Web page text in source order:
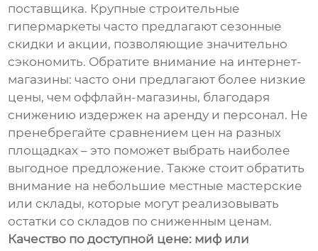
поставщика. Крупные строительные
гипермаркеты часто предлагают сезонные
скидки и акции, позволяющие значительно
сэкономить. Обратите внимание на интернет-
магазины: часто они предлагают более низкие
цены, чем оффлайн-магазины, благодаря
снижению издержек на аренду и персонал. Не
пренебрегайте сравнением цен на разных
площадках – это поможет выбрать наиболее
выгодное предложение. Также стоит обратить
внимание на небольшие местные мастерские
или склады, которые могут реализовывать
остатки со складов по сниженным ценам.
Качество по доступной цене: миф или